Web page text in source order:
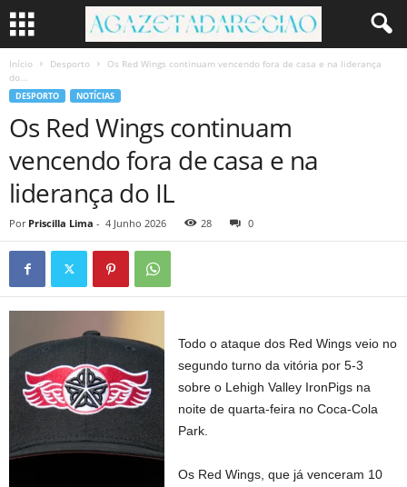
Início Desporto
Os Red Wings continuam vencendo fora de casa e na liderança
do...
DESPORTO NOTÍCIAS
Os Red Wings continuam
vencendo fora de casa e na
liderança do IL
Por Priscilla Lima - 4 Junho 2026 28 0
Todo o ataque dos Red Wings veio no
segundo turno da vitória por 5-3
sobre o Lehigh Valley IronPigs na
noite de quarta-feira no Coca-Cola
Park.
Os Red Wings, que já venceram 10